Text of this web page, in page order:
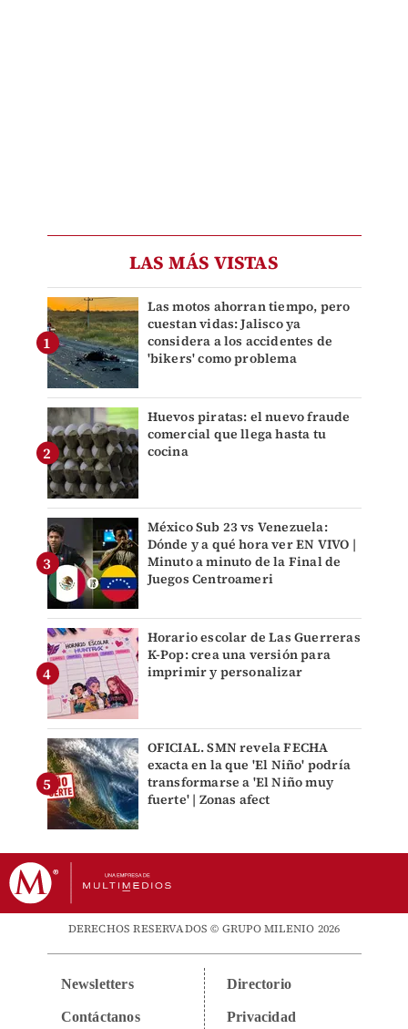
LAS MÁS VISTAS
Las motos ahorran tiempo, pero
cuestan vidas: Jalisco ya
considera a los accidentes de
'bikers' como problema
Huevos piratas: el nuevo fraude
comercial que llega hasta tu
cocina
México Sub 23 vs Venezuela:
Dónde y a qué hora ver EN VIVO |
Minuto a minuto de la Final de
Juegos Centroameri
Horario escolar de Las Guerreras
K-Pop: crea una versión para
imprimir y personalizar
OFICIAL. SMN revela FECHA
exacta en la que 'El Niño' podría
transformarse a 'El Niño muy
fuerte' | Zonas afect
DERECHOS RESERVADOS © GRUPO MILENIO 2026
Newsletters
Contáctanos
Directorio
Privacidad